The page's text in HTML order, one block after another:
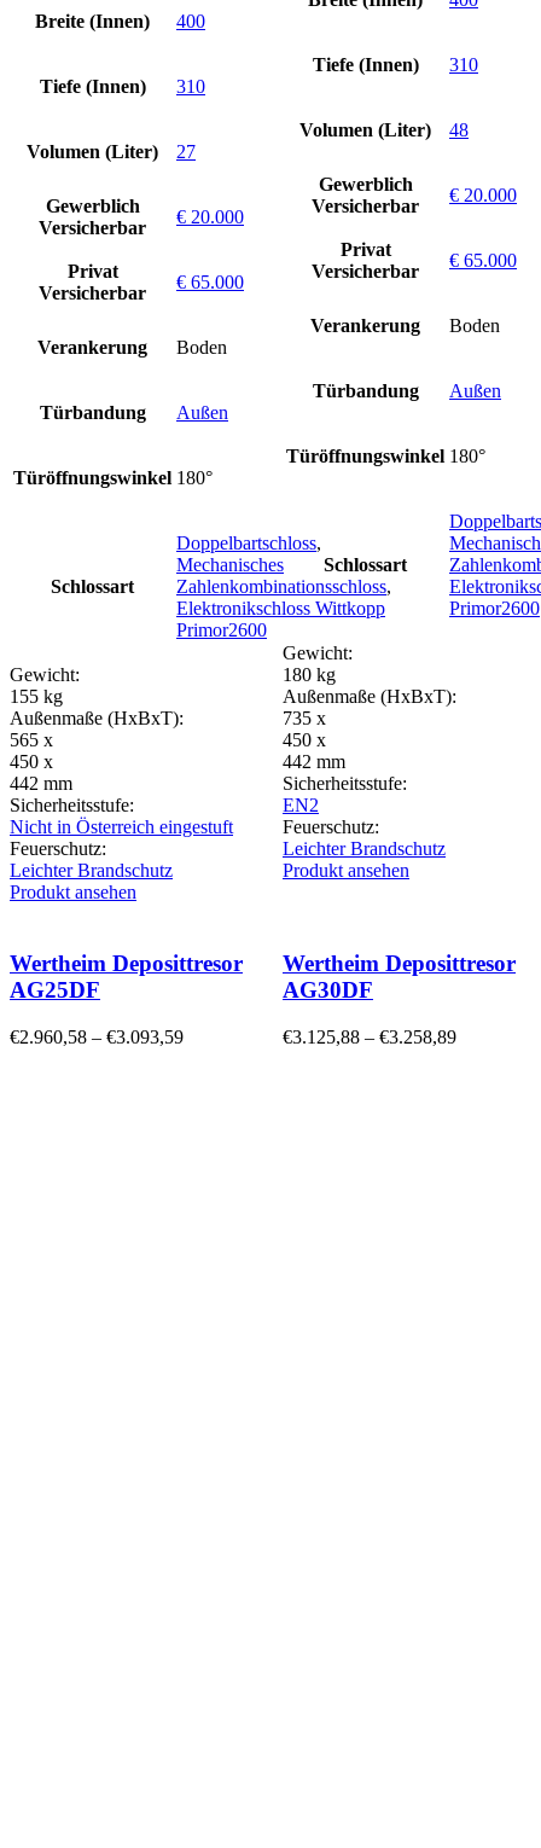
Breite (Innen) 400
Tiefe (Innen) 310
Volumen (Liter) 27
Gewerblich
Versicherbar
€ 20.000
Privat
Versicherbar
€ 65.000
Verankerung Boden
Türbandung Außen
Türöffnungswinkel 180°
Schlossart
Doppelbartschloss,
Mechanisches
Zahlenkombinationsschloss,
Elektronikschloss Wittkopp
Primor2600
Gewicht:
155 kg
Außenmaße (HxBxT):
565 x
450 x
442 mm
Sicherheitsstufe:
Nicht in Österreich eingestuft
Feuerschutz:
Leichter Brandschutz
Produkt ansehen
Tiefe (Innen) 310
Volumen (Liter) 48
Gewerblich
Versicherbar
€ 20.000
Privat
Versicherbar
€ 65.000
Verankerung Boden
Türbandung Außen
Türöffnungswinkel 180°
Schlossart
Primor2600
Gewicht:
180 kg
Außenmaße (HxBxT):
735 x
450 x
442 mm
Sicherheitsstufe:
EN2
Feuerschutz:
Leichter Brandschutz
Produkt ansehen
Wertheim Deposittresor
AG25DF
€2.960,58 – €3.093,59
Wertheim Deposittresor
AG30DF
€3.125,88 – €3.258,89